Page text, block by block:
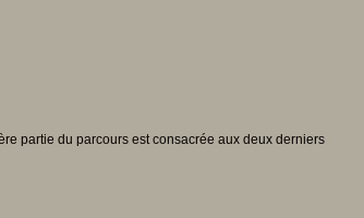
partie du parcours est consacrée aux deux derniers